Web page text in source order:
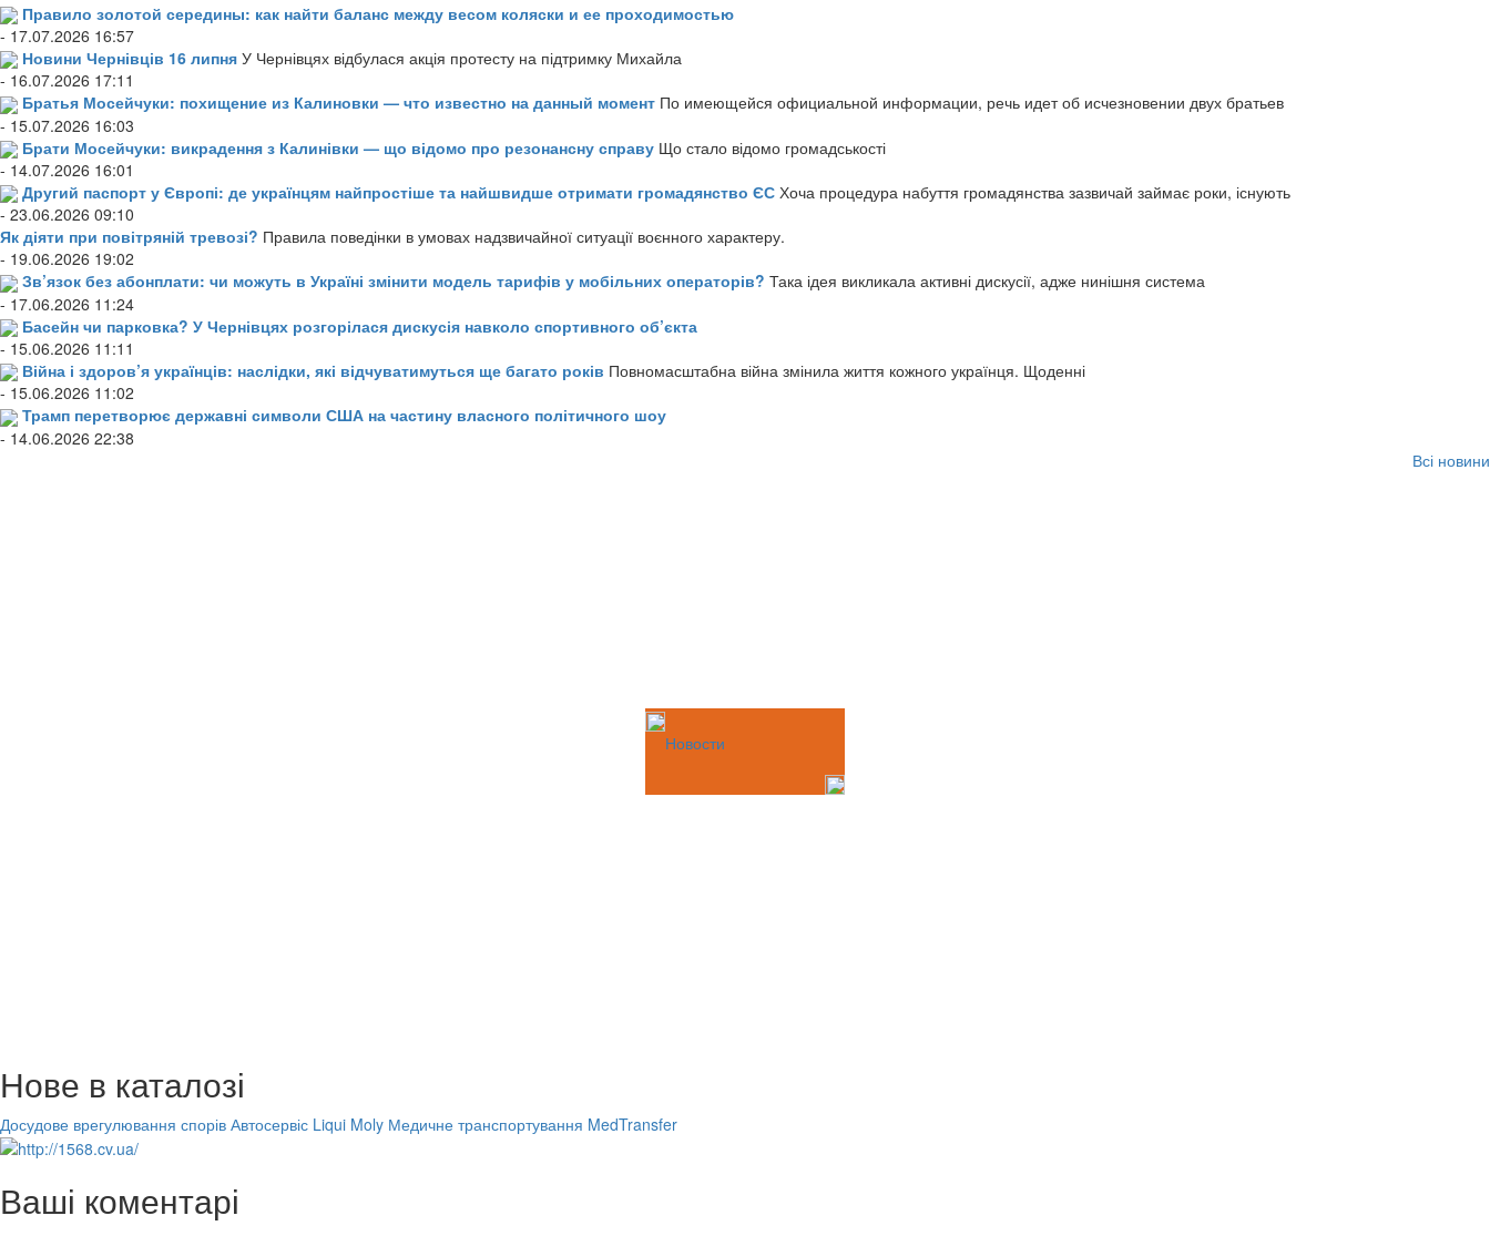
Правило золотой середины: как найти баланс между весом коляски и ее проходимостью
- 17.07.2026 16:57
Новини Чернівців 16 липня У Чернівцях відбулася акція протесту на підтримку Михайла
- 16.07.2026 17:11
Братья Мосейчуки: похищение из Калиновки — что известно на данный момент По имеющейся официальной информации, речь идет об исчезновении двух братьев
- 15.07.2026 16:03
Брати Мосейчуки: викрадення з Калинівки — що відомо про резонансну справу Що стало відомо громадськості
- 14.07.2026 16:01
Другий паспорт у Європі: де українцям найпростіше та найшвидше отримати громадянство ЄС Хоча процедура набуття громадянства зазвичай займає роки, існують
- 23.06.2026 09:10
Як діяти при повітряній тревозі? Правила поведінки в умовах надзвичайної ситуації воєнного характеру.
- 19.06.2026 19:02
Зв’язок без абонплати: чи можуть в Україні змінити модель тарифів у мобільних операторів? Така ідея викликала активні дискусії, адже нинішня система
- 17.06.2026 11:24
Басейн чи парковка? У Чернівцях розгорілася дискусія навколо спортивного об’єкта
- 15.06.2026 11:11
Війна і здоров’я українців: наслідки, які відчуватимуться ще багато років Повномасштабна війна змінила життя кожного українця. Щоденні
- 15.06.2026 11:02
Трамп перетворює державні символи США на частину власного політичного шоу
- 14.06.2026 22:38
Всі новини
Новости
Нове в каталозі
Досудове врегулювання спорів Автосервіс Liqui Moly Медичне транспортування MedTransfer
Ваші коментарі